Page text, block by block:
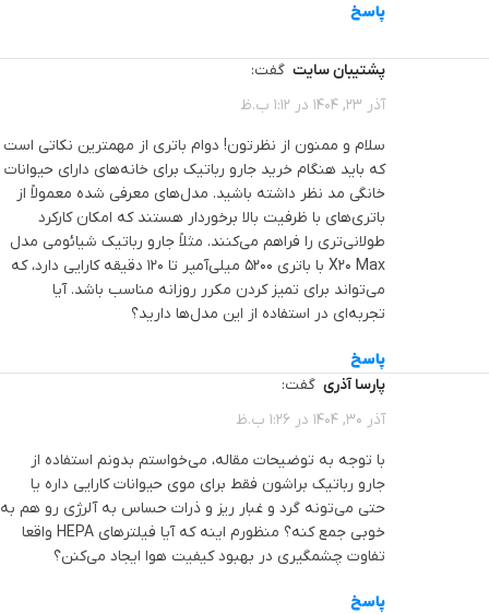
پاسخ
پشتیبان سایت گفت:
آذر 23, 1404 در 1:12 ب.ظ
سلام و ممنون از نظرتون! دوام باتری از مهمترین نکاتی است
که باید هنگام خرید جارو رباتیک برای خانه‌های دارای حیوانات
خانگی مد نظر داشته باشید. مدل‌های معرفی شده معمولاً از
باتری‌های با ظرفیت بالا برخوردار هستند که امکان کارکرد
طولانی‌تری را فراهم می‌کنند. مثلاً جارو رباتیک شیائومی مدل
X20 Max با باتری 5200 میلی‌آمپر تا 120 دقیقه کارایی دارد، که
می‌تواند برای تمیز کردن مکرر روزانه مناسب باشد. آیا
تجربه‌ای در استفاده از این مدل‌ها دارید؟
پاسخ
پارسا آذری گفت:
آذر 30, 1404 در 1:26 ب.ظ
با توجه به توضیحات مقاله، می‌خواستم بدونم استفاده از
جارو رباتیک براشون فقط برای موی حیوانات کارایی داره یا
حتی می‌تونه گرد و غبار ریز و ذرات حساس به آلرژی رو هم به
خوبی جمع کنه؟ منظورم اینه که آیا فیلترهای HEPA واقعا
تفاوت چشمگیری در بهبود کیفیت هوا ایجاد می‌کنن؟
پاسخ